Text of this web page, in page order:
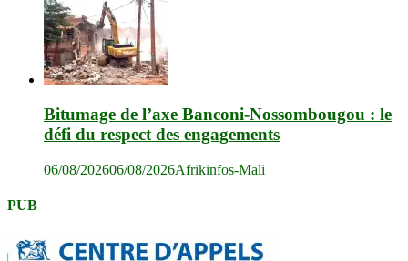
Bitumage de l’axe Banconi-Nossombougou : le
défi du respect des engagements
06/08/202606/08/2026Afrikinfos-Mali
PUB